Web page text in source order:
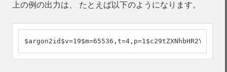
上の例の出力は、 たとえば以下のようになります。